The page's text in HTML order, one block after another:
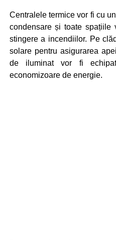
Centralele termice vor fi cu
condensare și toate
stingere a incendiilor. Pe
solare pentru asigurarea
de iluminat vor fi
economizoare de energie.